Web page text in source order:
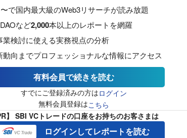
で国内最大級のWeb3リサーチが読み放題
など2,000本以上のレポートを網羅
業検討に使える実務視点の分析
動向までプロフェッショナルな情報にアクセス
有料会員で続きを読む
すでにご登録済みの方はログイン
無料会員登録はこちら
】 SBI VCトレードの口座をお持ちのお客さまは
ログインしてレポートを読む